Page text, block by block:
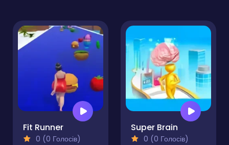
Fit Runner
0 (0 Голосів)
Super Brain
0 (0 Голосів)